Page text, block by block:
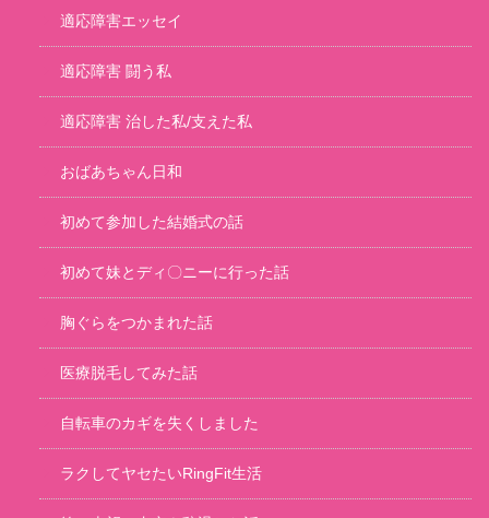
適応障害エッセイ
適応障害 闘う私
適応障害 治した私/支えた私
おばあちゃん日和
初めて参加した結婚式の話
初めて妹とディ〇ニーに行った話
胸ぐらをつかまれた話
医療脱毛してみた話
自転車のカギを失くしました
ラクしてヤセたいRingFit生活